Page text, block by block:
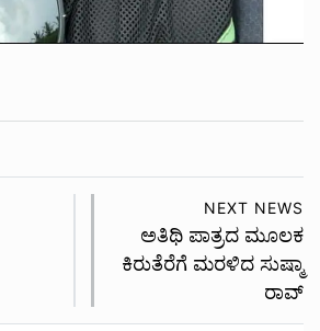
NEXT NEWS
ಅತಿಥಿ ಪಾತ್ರದ ಮೂಲಕ
ಕಿರುತೆರೆಗೆ ಮರಳಿದ ಸುಷ್ಮಾ
ರಾವ್